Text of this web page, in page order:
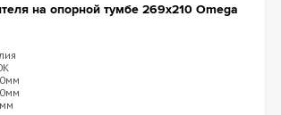
на опорной тумбе 269х210 Omega